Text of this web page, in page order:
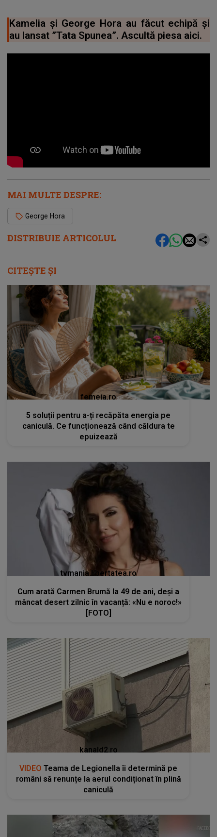
DISTRIBUIE ARTICOLUL
Kamelia și George Hora au făcut echipă și
au lansat ”Tata Spunea”. Ascultă piesa aici.
MAI MULTE DESPRE:
George Hora
CITEȘTE ȘI
femeia.ro
5 soluții pentru a-ți recăpăta energia pe
caniculă. Ce funcționează când căldura te
epuizează
tvmania.libertatea.ro
Cum arată Carmen Brumă la 49 de ani, deși a
mâncat desert zilnic în vacanță: «Nu e noroc!»
[FOTO]
kanald2.ro
VIDEO Teama de Legionella îi determină pe
români să renunțe la aerul condiționat în plină
caniculă